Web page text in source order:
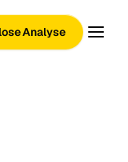
Analyse